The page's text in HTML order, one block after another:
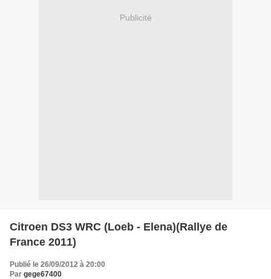
Publicité
Citroen DS3 WRC (Loeb - Elena)(Rallye de
France 2011)
Publié le 26/09/2012 à 20:00
Par gege67400